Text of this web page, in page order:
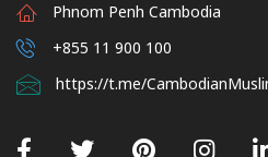
Phnom Penh Cambodia
+855 11 900 100
https://t.me/